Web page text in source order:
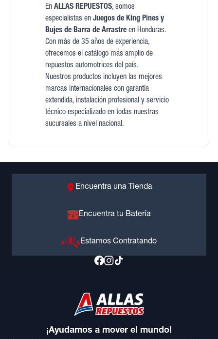
En ALLAS REPUESTOS, somos
especialistas en Juegos de King Pines y
Bujes de Barra de Arrastreen Honduras.
Con más de 35 años de experiencia,
ofrecemos el catálogo más amplio de
repuestos automotrices del país.
Nuestros productos incluyen las mejores
marcas internacionales con garantía
extendida, instalación profesional y servicio
técnico especializado en todas nuestras
sucursales a nivel nacional.
Encuentra una Tienda
Encuentra tu Batería
Estamos Contratando
¡Ayudamos a mover el mundo!